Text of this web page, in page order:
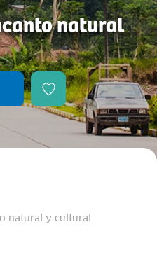
natural
natural y cultural